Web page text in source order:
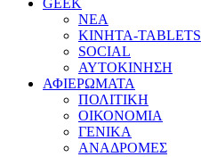
GEEK
ΝΕΑ
ΚΙΝΗΤΑ-TABLETS
SOCIAL
ΑΥΤΟΚΙΝΗΣΗ
ΑΦΙΕΡΩΜΑΤΑ
ΠΟΛΙΤΙΚΗ
ΟΙΚΟΝΟΜΙΑ
ΓΕΝΙΚΑ
ΑΝΑΔΡΟΜΕΣ